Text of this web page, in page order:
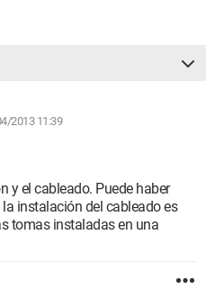
2013 11:39
y el cableado. Puede haber
instalación del cableado es
tomas instaladas en una